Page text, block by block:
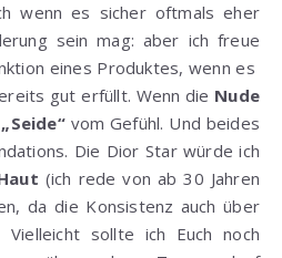
wenn es sicher oftmals eher
sein mag: aber ich freue
eines Produktes, wenn es
gut erfüllt. Wenn die Nude
vom Gefühl. Und beides
Die Dior Star würde ich
(ich rede von ab 30 Jahren
da die Konsistenz auch über
sollte ich Euch noch